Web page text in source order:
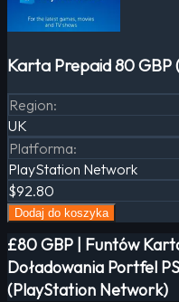
Karta Prepaid 80 GBP
Region:
UK
Platforma:
PlayStation Network
$92.80
Dodaj do koszyka
£80 GBP | Funtów
Doładowania Portfel
(PlayStation Network)